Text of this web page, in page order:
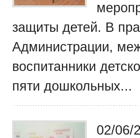
защиты детей. В
Администрации,
воспитанники
пяти дошкольных...
02/06/